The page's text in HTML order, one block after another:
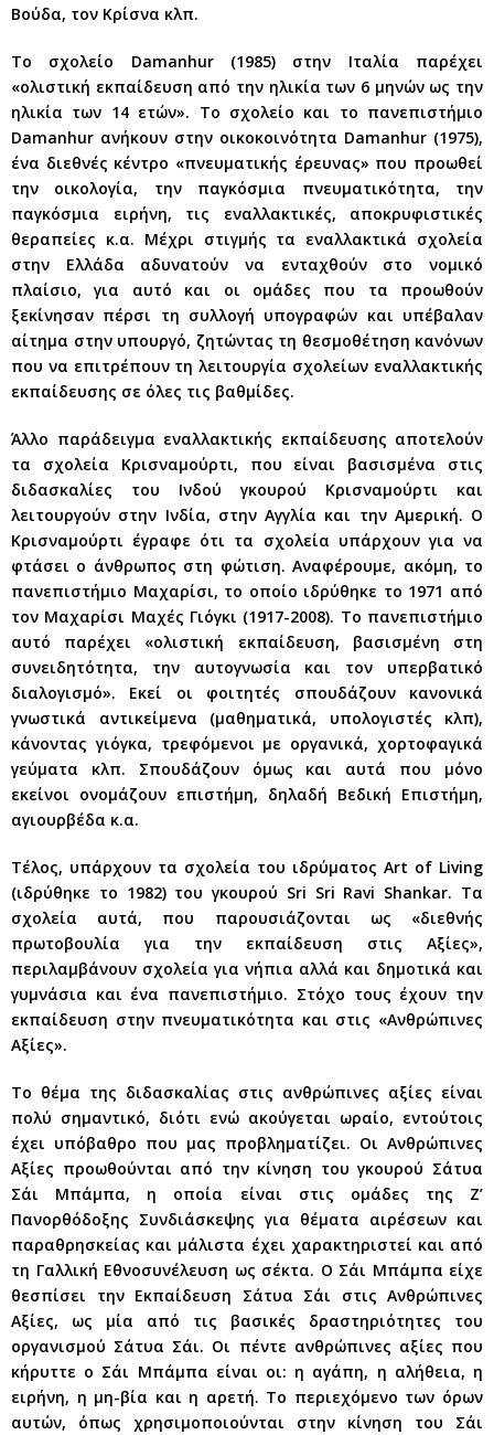
Βούδα, τον Κρίσνα κλπ.
Το σχολείο Damanhur (1985) στην Ιταλία παρέχει
«ολιστική εκπαίδευση από την ηλικία των 6 μηνών ως την
ηλικία των 14 ετών». Το σχολείο και το πανεπιστήμιο
Damanhur ανήκουν στην οικοκοινότητα Damanhur (1975),
ένα διεθνές κέντρο «πνευματικής έρευνας» που προωθεί
την οικολογία, την παγκόσμια πνευματικότητα, την
παγκόσμια ειρήνη, τις εναλλακτικές, αποκρυφιστικές
θεραπείες κ.α. Μέχρι στιγμής τα εναλλακτικά σχολεία
στην Ελλάδα αδυνατούν να ενταχθούν στο νομικό
πλαίσιο, για αυτό και οι ομάδες που τα προωθούν
ξεκίνησαν πέρσι τη συλλογή υπογραφών και υπέβαλαν
αίτημα στην υπουργό, ζητώντας τη θεσμοθέτηση κανόνων
που να επιτρέπουν τη λειτουργία σχολείων εναλλακτικής
εκπαίδευσης σε όλες τις βαθμίδες.
Άλλο παράδειγμα εναλλακτικής εκπαίδευσης αποτελούν
τα σχολεία Κρισναμούρτι, που είναι βασισμένα στις
διδασκαλίες του Ινδού γκουρού Κρισναμούρτι και
λειτουργούν στην Ινδία, στην Αγγλία και την Αμερική. Ο
Κρισναμούρτι έγραφε ότι τα σχολεία υπάρχουν για να
φτάσει ο άνθρωπος στη φώτιση. Αναφέρουμε, ακόμη, το
πανεπιστήμιο Μαχαρίσι, το οποίο ιδρύθηκε το 1971 από
τον Μαχαρίσι Μαχές Γιόγκι (1917-2008). Το πανεπιστήμιο
αυτό παρέχει «ολιστική εκπαίδευση, βασισμένη στη
συνειδητότητα, την αυτογνωσία και τον υπερβατικό
διαλογισμό». Εκεί οι φοιτητές σπουδάζουν κανονικά
γνωστικά αντικείμενα (μαθηματικά, υπολογιστές κλπ),
κάνοντας γιόγκα, τρεφόμενοι με οργανικά, χορτοφαγικά
γεύματα κλπ. Σπουδάζουν όμως και αυτά που μόνο
εκείνοι ονομάζουν επιστήμη, δηλαδή Βεδική Επιστήμη,
αγιουρβέδα κ.α.
Τέλος, υπάρχουν τα σχολεία του ιδρύματος Art of Living
(ιδρύθηκε το 1982) του γκουρού Sri Sri Ravi Shankar. Τα
σχολεία αυτά, που παρουσιάζονται ως «διεθνής
πρωτοβουλία για την εκπαίδευση στις Αξίες»,
περιλαμβάνουν σχολεία για νήπια αλλά και δημοτικά και
γυμνάσια και ένα πανεπιστήμιο. Στόχο τους έχουν την
εκπαίδευση στην πνευματικότητα και στις «Ανθρώπινες
Αξίες».
Το θέμα της διδασκαλίας στις ανθρώπινες αξίες είναι
πολύ σημαντικό, διότι ενώ ακούγεται ωραίο, εντούτοις
έχει υπόβαθρο που μας προβληματίζει. Οι Ανθρώπινες
Αξίες προωθούνται από την κίνηση του γκουρού Σάτυα
Σάι Μπάμπα, η οποία είναι στις ομάδες της Ζ’
Πανορθόδοξης Συνδιάσκεψης για θέματα αιρέσεων και
παραθρησκείας και μάλιστα έχει χαρακτηριστεί και από
τη Γαλλική Εθνοσυνέλευση ως σέκτα. Ο Σάι Μπάμπα είχε
θεσπίσει την Εκπαίδευση Σάτυα Σάι στις Ανθρώπινες
Αξίες, ως μία από τις βασικές δραστηριότητες του
οργανισμού Σάτυα Σάι. Οι πέντε ανθρώπινες αξίες που
κήρυττε ο Σάι Μπάμπα είναι οι: η αγάπη, η αλήθεια, η
ειρήνη, η μη-βία και η αρετή. Το περιεχόμενο των όρων
αυτών, όπως χρησιμοποιούνται στην κίνηση του Σάι